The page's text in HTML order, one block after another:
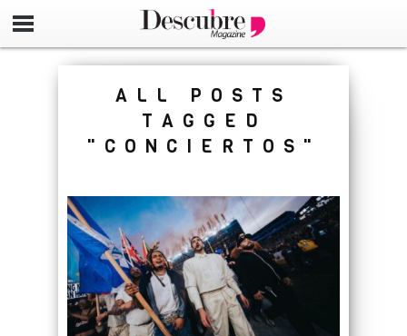
google-site-
ALL POSTS
TAGGED
"CONCIERTOS"